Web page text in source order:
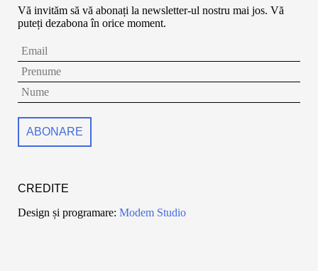
Vă invităm să vă abonați la newsletter-ul nostru mai jos. Vă
puteți dezabona în orice moment.
CREDITE
Design și programare: Modem Studio